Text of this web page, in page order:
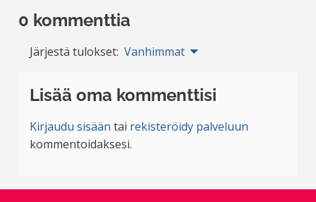
0 kommenttia
Järjestä tulokset: Vanhimmat
Lisää oma kommenttisi
Kirjaudu sisään tai rekisteröidy palveluun
kommentoidaksesi.